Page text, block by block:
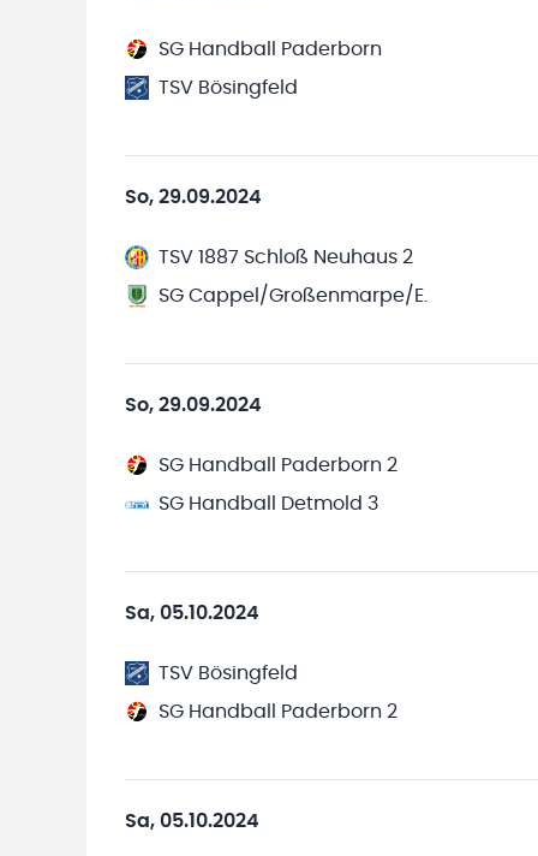
SG Handball Paderborn
TSV Bösingfeld
So, 29.09.2024
TSV 1887 Schloß Neuhaus 2
SG Cappel/Großenmarpe/E.
So, 29.09.2024
SG Handball Paderborn 2
SG Handball Detmold 3
Sa, 05.10.2024
TSV Bösingfeld
SG Handball Paderborn 2
Sa, 05.10.2024